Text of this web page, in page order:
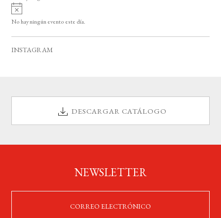
o
A
v
i
No hay ningún evento este día.
INSTAGRAM
DESCARGAR CATÁLOGO
NEWSLETTER